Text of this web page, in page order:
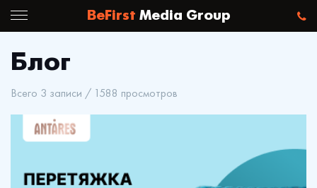
BeFirst Media Group
Блог
Всего 3 записи / 1588 просмотров